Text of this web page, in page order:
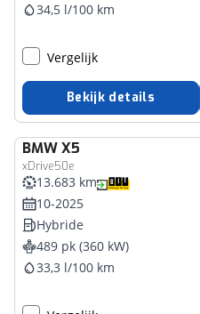
34,5 l/100 km
Vergelijk
Bekijk details
BMWX5
xDrive50e
13.683 km
10-2025
Hybride
489 pk (360 kW)
33,3 l/100 km